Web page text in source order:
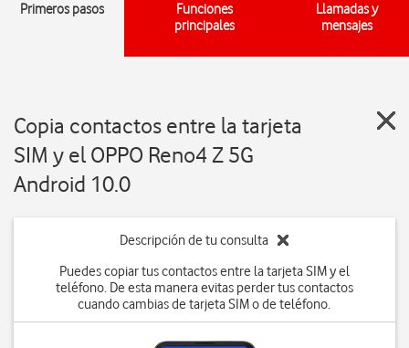
Primeros pasos
Funciones
principales
Llamadas y
mensajes
Copia contactos entre la tarjeta
SIM y el OPPO Reno4 Z 5G
Android 10.0
Descripción de tu consulta
Puedes copiar tus contactos entre la tarjeta SIM y el
teléfono. De esta manera evitas perder tus contactos
cuando cambias de tarjeta SIM o de teléfono.